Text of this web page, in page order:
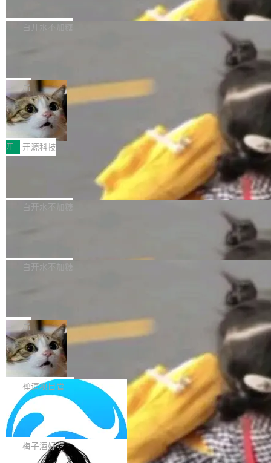
span></li> <li><span style="color:#000000...
ask 1赛道中，传音TEX AI中心语音算法团队以
自主研发的说话人归属多语种自动语音识别系统
化系统等关键方向的系统性技术实力。 本届赛事
聚焦多语言对话语音模型面临的关键技术挑战，
共吸引来自全球工业界与学术界的1...
千问大模型宣布正式推出 Qwen 家族迄今最强大
的模型 Qwen3.8-Max，也是其首个 Max 规模
5 的架构基础构建，参数规模扩展至 2.4 万亿，
激活参数95B，支持100万上下文Tokens，在编
程、办公、科研以及长周期任务等方面实现了全
面提升。它不仅能应对更具挑战性的问题，还能
更可靠地端到端完成复杂任务，输出值得信赖的
成果。 全球开发者都可通过千问 AI 平台获得 Q
wen3.8 的 API 服务：国内每百万 Tok...
白开水不加糖
态生成模型，能生成带原生立体声的 2K 视频。
没有发布会，没有预告，直接扔了篇文章出来，
权重已经上传至 Hugging Face。 去年国内的视
频生成模型还在追 Runway 和 Pika 的参数，今
天 MiniMax H3 从架构到许可都摆上台面了。一
个模型，三个模块，两个开源。 H3 由三个模块
组成：H3-Context-IR 负责多模态指令理解和编
排（闭源，提供 API）；H3-Base 是核心生成模
型，33B 参数，负责 768p 音视频生成（开
局
DeepSeek-V4-Flash正式版API上线超
算互联网
近日，DeepSeek-V4-Flash 正式版 API 开启公
开测试。国家超算互联网正式上线 DeepSeek-V
4-Flash 正式版（DeepSeek-V4-Flash-0731）
模型 API 调用服务和模型文件。 DeepSeek-V4-
Flash-0731 经过大量后训练工作，智能体能力
大幅增强，指令遵循能力大幅增强。在多项基准
模型 API 调用服务，用户无需繁琐环境配置，一
开 开源科技
Docker 29.7.1 现已发布，具体更新内容如下：
Bug fixes and enhancements 修复了一个回归
绝遍历绝对符号链接的容器路径，例如/var/run -
更新说明：https://github.com/moby/...
白开水不加糖
计语言和 React 组件库。Ant Design 6.5.3 现
ut.OTP 的 mask 为 true 时仍显示原始值的问
题。#58805 修复 Input.TextArea 调整大小手柄
在触摸设备上显示为小圆点的问题。#58812 Ty
pography 优化 Typography 省略提示在大列表
中的渲染性能。#58806 修复 Typography...
白开水不加糖
比它便宜的。 Artificial Analysis 更新了 DeepS
eek V4 Flash 0731 的完整评测。一张 Intellige
nce Index vs Cost per Task 的散点图上，13
个模型排成一列，V4 Flash 贴着底部：$0.03
一次任务。 V4 Flash 的 Intelligence Index 得
分 50，在 101 个模型中排第 3。排在它前面
的：Claude Opus 5（61 分）、Claude Fable
5（60 分）、GPT-5.6 Sol（59 分）、Kimi K3
（57 分）、Grok 4...
局
禅道开源版 22.4 发布，内置 DevOps4.
0 正式版，提供从代码提交到交付的全
生命周期的管理能力
大家好， 禅道开源版22.4发布啦！本次发布我们
带来了DevOps4.0系列的首个正式版本。 DevO
ps4.0内置与禅道DevOps专业版同源的代码管理
核心，依托于全自研的GitFox代码托管引擎，我
们提供了从代码提交到交付的全生命周期的管理
能力。同时，我们 对禅道DevOps现有底层代码
进行了革命性的重构，为后续AI辅助编程、智能
Solon 的 10 种 HTTP 服务器：改一行
依赖，换一个引擎
用 Solon 做线上项目有一阵子了，有个点总让新
接触的人觉得意外：服务器引擎是让你选的。 S
olon 内核约 0.3MB，不内置固定的 HTTP 服务
梅子酒好吃